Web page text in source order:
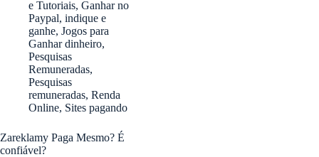
e Tutoriais, Ganhar no
Paypal, indique e
ganhe, Jogos para
Ganhar dinheiro,
Pesquisas
Remuneradas,
Pesquisas
remuneradas, Renda
Online, Sites pagando
Zareklamy Paga Mesmo? É
confiável?